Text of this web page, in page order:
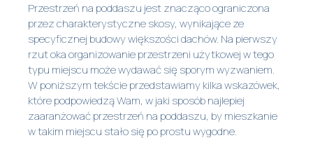
Przestrzeń na poddaszu jest znacząco ograniczona
przez charakterystyczne skosy, wynikające ze
specyficznej budowy większości dachów. Na pierwszy
rzut oka organizowanie przestrzeni użytkowej w tego
typu miejscu może wydawać się sporym wyzwaniem.
W poniższym tekście przedstawiamy kilka wskazówek,
które podpowiedzą Wam, w jaki sposób najlepiej
zaaranżować przestrzeń na poddaszu, by mieszkanie
w takim miejscu stało się po prostu wygodne.